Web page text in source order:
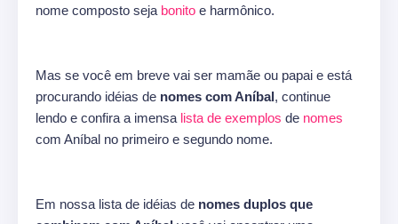
nome composto seja bonito e harmônico.
Mas se você em breve vai ser mamãe ou papai e está
procurando idéias de nomes com Aníbal, continue
lendo e confira a imensa lista de exemplos de nomes
com Aníbal no primeiro e segundo nome.
Em nossa lista de idéias de nomes duplos que